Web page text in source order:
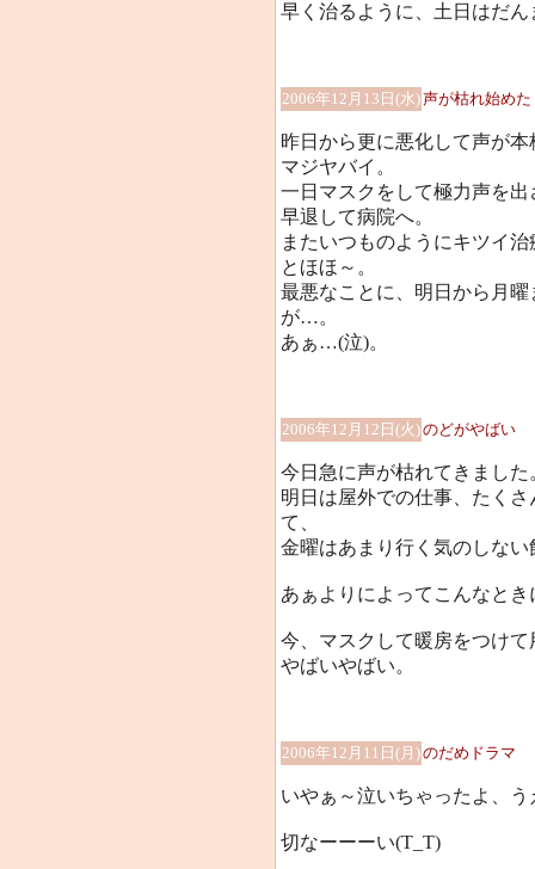
早く治るように、土日はだ
2006年12月13日(水)声が枯れ始めた
昨日から更に悪化して声が
マジヤバイ。
一日マスクをして極力声を
早退して病院へ。
またいつものようにキツイ
とほほ～。
最悪なことに、明日から月
が…。
あぁ…(泣)。
2006年12月12日(火)のどがやばい
今日急に声が枯れてきまし
明日は屋外での仕事、たく
て、
金曜はあまり行く気のしな
あぁよりによってこんなと
今、マスクして暖房をつけ
やばいやばい。
2006年12月11日(月)のだめドラマ
いやぁ～泣いちゃったよ、
切なーーーい(T_T)